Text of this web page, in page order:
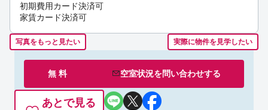
初期費用カード決済可
家賃カード決済可
写真をもっと見たい 実際に物件を見学したい
無 料 空室状況を問い合わせする
あとで見る